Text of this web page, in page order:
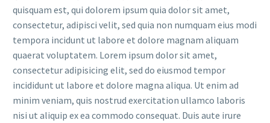
quisquam est, qui dolorem ipsum quia dolor sit amet,
consectetur, adipisci velit, sed quia non numquam eius modi
tempora incidunt ut labore et dolore magnam aliquam
quaerat voluptatem. Lorem ipsum dolor sit amet,
consectetur adipisicing elit, sed do eiusmod tempor
incididunt ut labore et dolore magna aliqua. Ut enim ad
minim veniam, quis nostrud exercitation ullamco laboris
nisi ut aliquip ex ea commodo consequat. Duis aute irure